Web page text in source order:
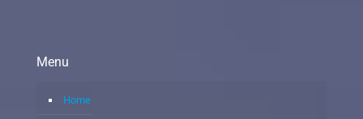
Menu
Home